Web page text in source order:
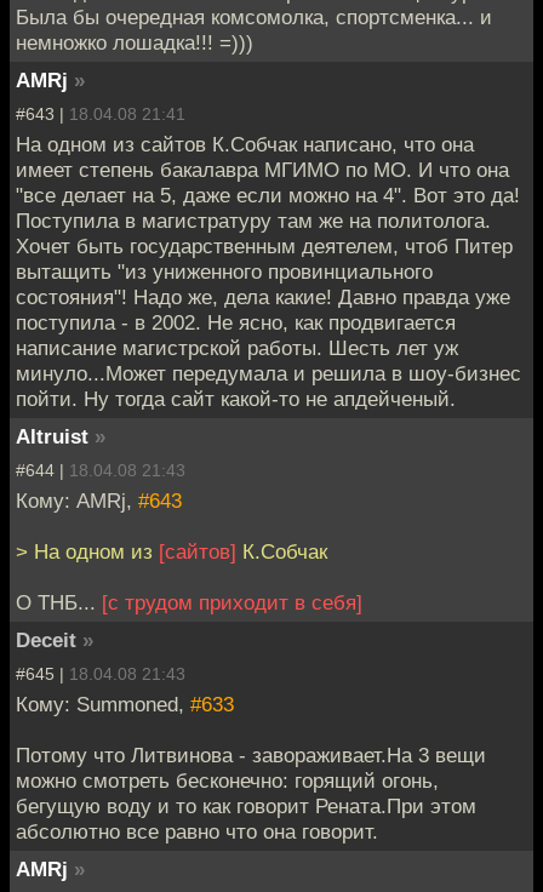
Была бы очередная комсомолка, спортсменка... и
немножко лошадка!!! =)))
AMRj »
#643 | 18.04.08 21:41
На одном из сайтов К.Собчак написано, что она
имеет степень бакалавра МГИМО по МО. И что она
"все делает на 5, даже если можно на 4". Вот это да!
Поступила в магистратуру там же на политолога.
Хочет быть государственным деятелем, чтоб Питер
вытащить "из униженного провинциального
состояния"! Надо же, дела какие! Давно правда уже
поступила - в 2002. Не ясно, как продвигается
написание магистрской работы. Шесть лет уж
минуло...Может передумала и решила в шоу-бизнес
пойти. Ну тогда сайт какой-то не апдейченый.
Altruist »
#644 | 18.04.08 21:43
Кому: AMRj, #643
> На одном из [сайтов] К.Собчак
О ТНБ... [с трудом приходит в себя]
Deceit »
#645 | 18.04.08 21:43
Кому: Summoned, #633
Потому что Литвинова - завораживает.На 3 вещи
можно смотреть бесконечно: горящий огонь,
бегущую воду и то как говорит Рената.При этом
абсолютно все равно что она говорит.
AMRj »